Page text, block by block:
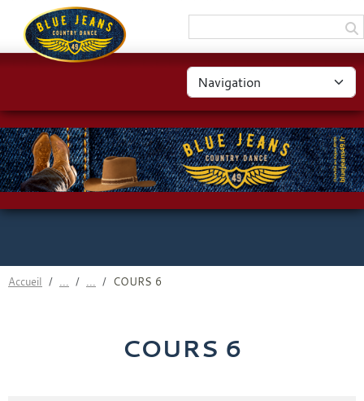
Accueil COURS 6
COURS 6
Panneau de gestion des cookies